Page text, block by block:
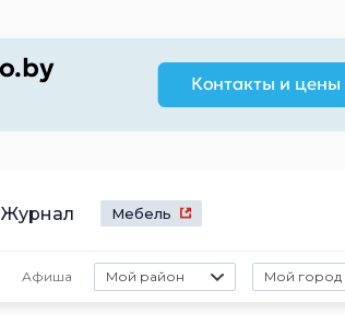
Журнал Мебель
Афиша Мой район Мой город